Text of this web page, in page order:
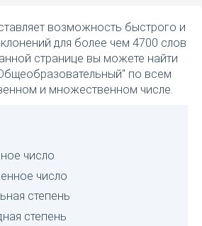
возможность быстрого и
для более чем 4700 слов
странице вы можете найти
по всем
и множественном числе.
число
число
степень
степень